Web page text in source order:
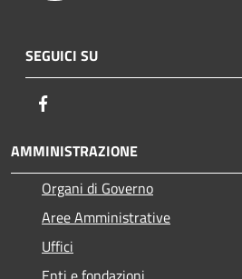
SEGUICI SU
AMMINISTRAZIONE
Organi di Governo
Aree Amministrative
Uffici